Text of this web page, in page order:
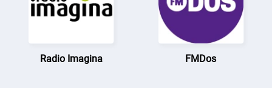
Radio Imagina FMDos